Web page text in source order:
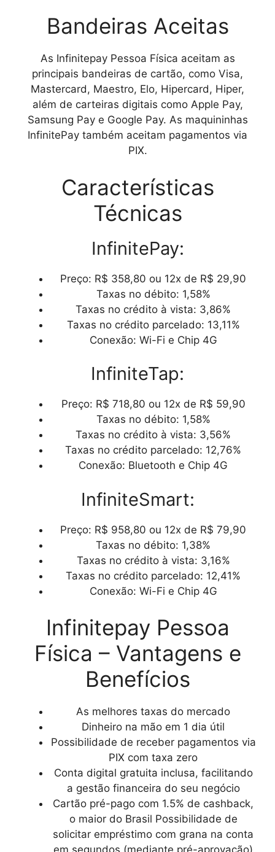
Bandeiras Aceitas
As Infinitepay Pessoa Física aceitam as
principais bandeiras de cartão, como Visa,
Mastercard, Maestro, Elo, Hipercard, Hiper,
além de carteiras digitais como Apple Pay,
Samsung Pay e Google Pay. As maquininhas
InfinitePay também aceitam pagamentos via
PIX.
Características
Técnicas
InfinitePay:
Preço: R$ 358,80 ou 12x de R$ 29,90
Taxas no débito: 1,58%
Taxas no crédito à vista: 3,86%
Taxas no crédito parcelado: 13,11%
Conexão: Wi-Fi e Chip 4G
InfiniteTap:
Preço: R$ 718,80 ou 12x de R$ 59,90
Taxas no débito: 1,58%
Taxas no crédito à vista: 3,56%
Taxas no crédito parcelado: 12,76%
Conexão: Bluetooth e Chip 4G
InfiniteSmart:
Preço: R$ 958,80 ou 12x de R$ 79,90
Taxas no débito: 1,38%
Taxas no crédito à vista: 3,16%
Taxas no crédito parcelado: 12,41%
Conexão: Wi-Fi e Chip 4G
Infinitepay Pessoa
Física – Vantagens e
Benefícios
As melhores taxas do mercado
Dinheiro na mão em 1 dia útil
Possibilidade de receber pagamentos via
PIX com taxa zero
Conta digital gratuita inclusa, facilitando
a gestão financeira do seu negócio
Cartão pré-pago com 1.5% de cashback,
o maior do Brasil Possibilidade de
solicitar empréstimo com grana na conta